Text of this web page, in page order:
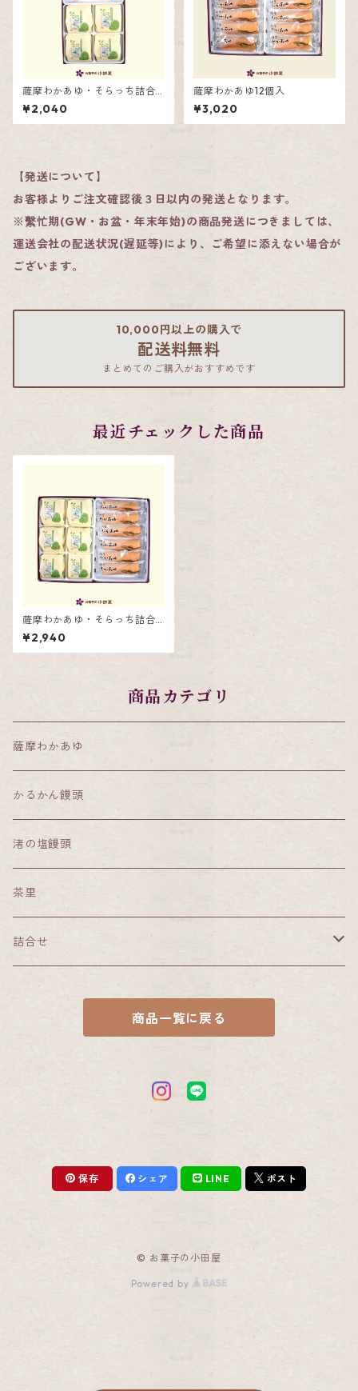
薩摩わかあゆ・そらっち詰合
せ8個入
¥2,040
薩摩わかあゆ12個入
¥3,020
【発送について】
お客様よりご注文確認後３日以内の発送となります。
※繫忙期(GW・お盆・年末年始)の商品発送につきましては、
運送会社の配送状況(遅延等)により、ご希望に添えない場合が
ございます。
10,000円以上の購入で
配送料無料
まとめてのご購入がおすすめです
最近チェックした商品
薩摩わかあゆ・そらっち詰合
せ12個入
¥2,940
商品カテゴリ
薩摩わかあゆ
かるかん饅頭
渚の塩饅頭
茶里
詰合せ
かるかん饅頭・知覧茶かるかん・餡なしかるかん詰合せ
薩摩わかあゆ・知覧茶かるかん詰合せ
薩摩わかあゆ・メレンゲ饅頭詰合せ
かるかん饅頭・そらっち詰合せ
商品一覧に戻る
保存 シェア LINE ポスト
© お菓子の小田屋
Powered by